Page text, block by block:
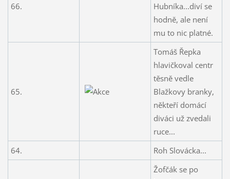
66.
Hubníka...diví se
hodně, ale není
mu to nic platné.
65.
Tomáš Řepka
hlavičkoval centr
těsně vedle
Blažkovy branky,
někteří domácí
diváci už zvedali
ruce...
64.
Roh Slovácka...
Žofčák se po